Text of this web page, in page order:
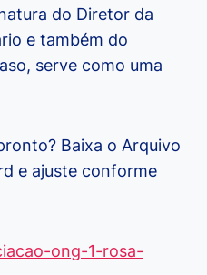
do Diretor da
e também do
serve como uma
Baixa o Arquivo
e ajuste conforme
ong-1-rosa-